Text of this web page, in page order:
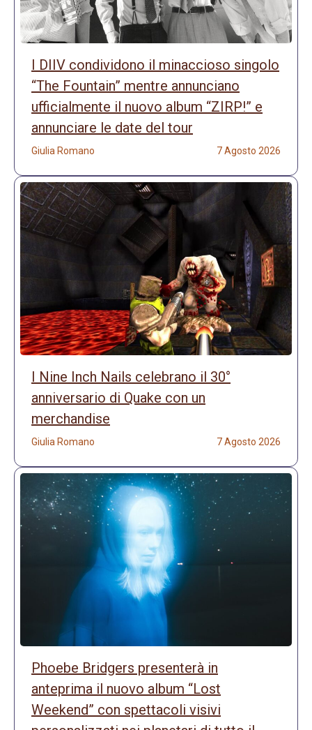
I DIIV condividono il minaccioso singolo
“The Fountain” mentre annunciano
ufficialmente il nuovo album “ZIRP!” e
annunciare le date del tour
Giulia Romano 7 Agosto 2026
I Nine Inch Nails celebrano il 30°
anniversario di Quake con un
merchandise
Giulia Romano 7 Agosto 2026
Phoebe Bridgers presenterà in
anteprima il nuovo album “Lost
Weekend” con spettacoli visivi